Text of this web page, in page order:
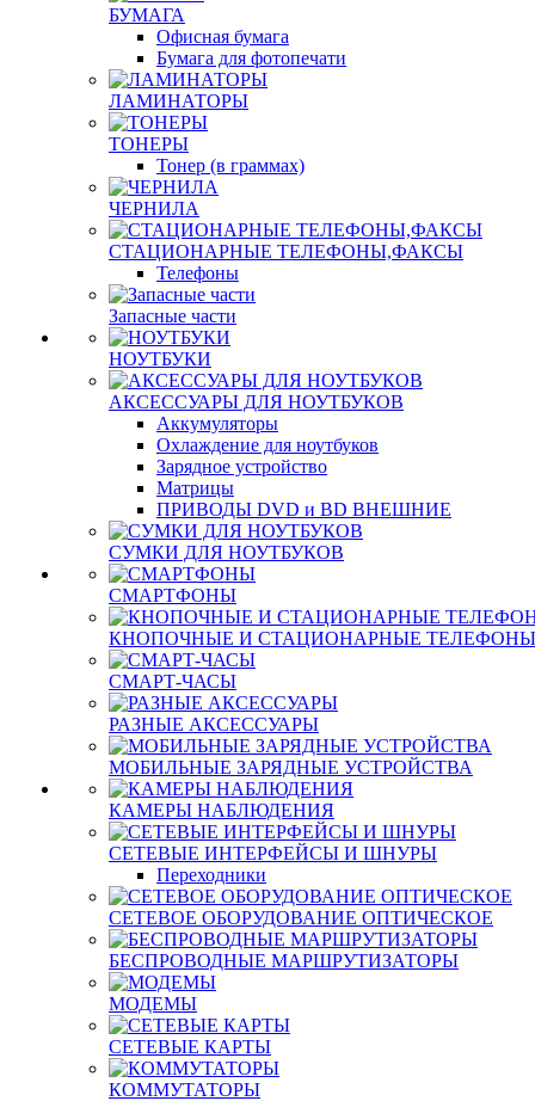
БУМАГА
Офисная бумага
Бумага для фотопечати
ЛАМИНАТОРЫ
ТОНЕРЫ
Тонер (в граммах)
ЧЕРНИЛА
СТАЦИОНАРНЫЕ ТЕЛЕФОНЫ,ФАКСЫ
Телефоны
Запасные части
НОУТБУКИ
АКСЕССУАРЫ ДЛЯ НОУТБУКОВ
Аккумуляторы
Охлаждение для ноутбуков
Зарядное устройство
Матрицы
ПРИВОДЫ DVD и BD ВНЕШНИЕ
СУМКИ ДЛЯ НОУТБУКОВ
СМАРТФОНЫ
КНОПОЧНЫЕ И СТАЦИОНАРНЫЕ ТЕЛЕФОНЫ
СМАРТ-ЧАСЫ
РАЗНЫЕ АКСЕССУАРЫ
МОБИЛЬНЫЕ ЗАРЯДНЫЕ УСТРОЙСТВА
КАМЕРЫ НАБЛЮДЕНИЯ
СЕТЕВЫЕ ИНТЕРФЕЙСЫ И ШНУРЫ
Переходники
СЕТЕВОЕ ОБОРУДОВАНИЕ ОПТИЧЕСКОЕ
БЕСПРОВОДНЫЕ МАРШРУТИЗАТОРЫ
МОДЕМЫ
СЕТЕВЫЕ КАРТЫ
КОММУТАТОРЫ